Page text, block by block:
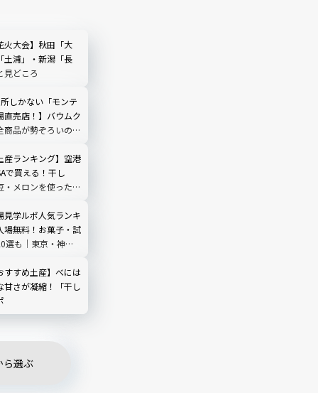
火大会】秋田「大
土浦」・新潟「長
見どころ
しかない「モンテ
直売店！】バウムク
商品が勢ぞろいの八
産ランキング】空港
で買える！干し
・メロンを使ったお
見学ルポ人気ランキ
場無料！お菓子・試
選も｜東京・神奈
すすめ土産】べには
甘さが凝縮！「干し
ら選ぶ